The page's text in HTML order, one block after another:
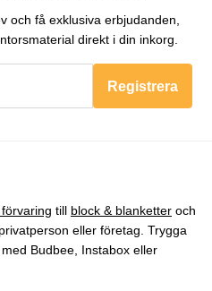
och få exklusiva erbjudanden,
direkt i din inkorg.
Registrera
till block & blanketter och
eller företag. Trygga
Budbee, Instabox eller